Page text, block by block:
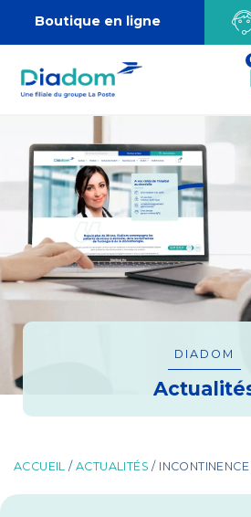
Boutique en ligne
DIADOM
ACCUEIL /ACTUALITÉS /